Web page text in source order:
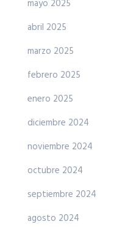
mayo 2025
abril 2025
marzo 2025
febrero 2025
enero 2025
diciembre 2024
noviembre 2024
octubre 2024
septiembre 2024
agosto 2024